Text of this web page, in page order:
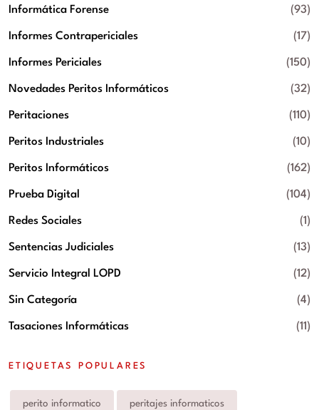
Informática Forense (93)
Informes Contrapericiales (17)
Informes Periciales (150)
Novedades Peritos Informáticos (32)
Peritaciones (110)
Peritos Industriales (10)
Peritos Informáticos (162)
Prueba Digital (104)
Redes Sociales (1)
Sentencias Judiciales (13)
Servicio Integral LOPD (12)
Sin Categoría (4)
Tasaciones Informáticas (11)
ETIQUETAS POPULARES
perito informatico peritajes informaticos